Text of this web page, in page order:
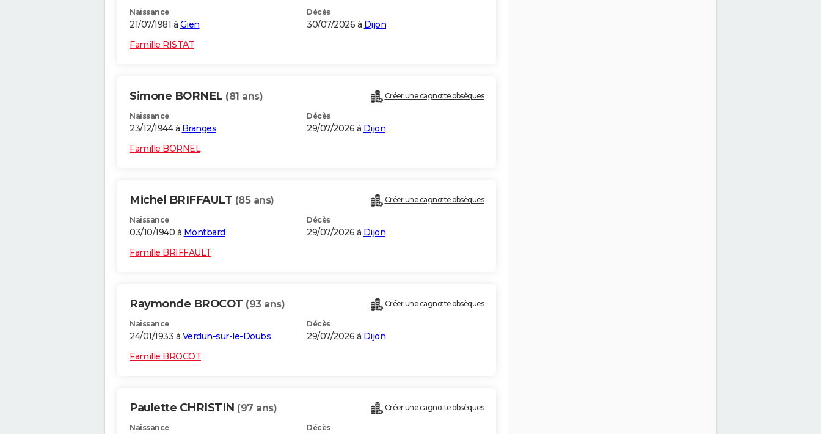
Naissance
21/07/1981 à Gien
Décès
30/07/2026 à Dijon
Famille RISTAT
Simone BORNEL (81 ans) Créer une cagnotte obsèques
Naissance
23/12/1944 à Branges
Décès
29/07/2026 à Dijon
Famille BORNEL
Michel BRIFFAULT (85 ans) Créer une cagnotte obsèques
Naissance
03/10/1940 à Montbard
Décès
29/07/2026 à Dijon
Famille BRIFFAULT
Raymonde BROCOT (93 ans) Créer une cagnotte obsèques
Naissance
24/01/1933 à Verdun-sur-le-Doubs
Décès
29/07/2026 à Dijon
Famille BROCOT
Paulette CHRISTIN (97 ans) Créer une cagnotte obsèques
Naissance Décès